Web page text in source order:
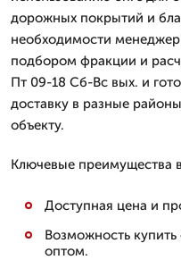
дорожных покрытий и
необходимости
подбором фракции и
Пт 09-18 Сб-Вс вых. и
доставку в разные
объекту.
Ключевые преимущества
Доступная цена и
Возможность купить
оптом.